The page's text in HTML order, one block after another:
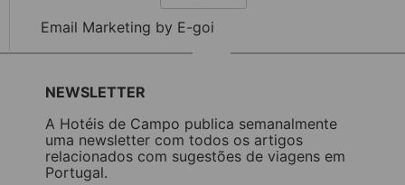
Email Marketing by E-goi
NEWSLETTER
A Hotéis de Campo publica semanalmente
uma newsletter com todos os artigos
relacionados com sugestões de viagens em
Portugal.